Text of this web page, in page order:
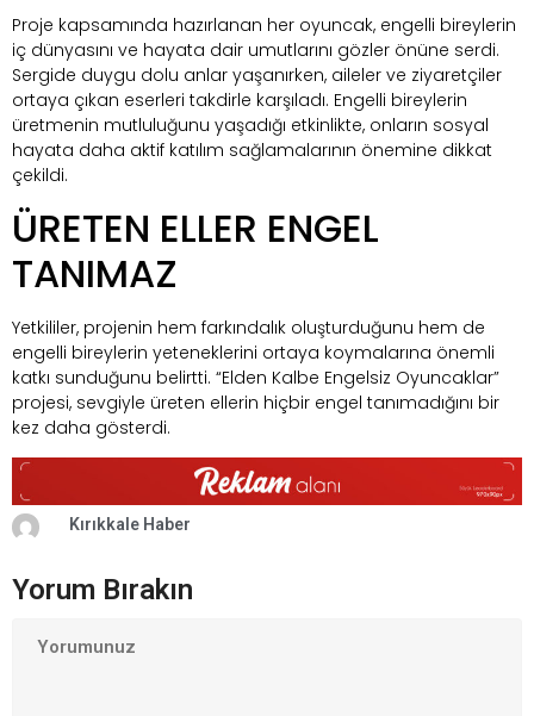
Proje kapsamında hazırlanan her oyuncak, engelli bireylerin
iç dünyasını ve hayata dair umutlarını gözler önüne serdi.
Sergide duygu dolu anlar yaşanırken, aileler ve ziyaretçiler
ortaya çıkan eserleri takdirle karşıladı. Engelli bireylerin
üretmenin mutluluğunu yaşadığı etkinlikte, onların sosyal
hayata daha aktif katılım sağlamalarının önemine dikkat
çekildi.
ÜRETEN ELLER ENGEL
TANIMAZ
Yetkililer, projenin hem farkındalık oluşturduğunu hem de
engelli bireylerin yeteneklerini ortaya koymalarına önemli
katkı sunduğunu belirtti. “Elden Kalbe Engelsiz Oyuncaklar”
projesi, sevgiyle üreten ellerin hiçbir engel tanımadığını bir
kez daha gösterdi.
Kırıkkale Haber
Yorum Bırakın